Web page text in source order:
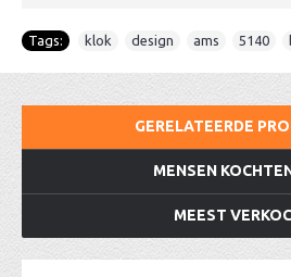
Tags: klok design ams 5140
GERELATEERDE
MENSEN
MEEST